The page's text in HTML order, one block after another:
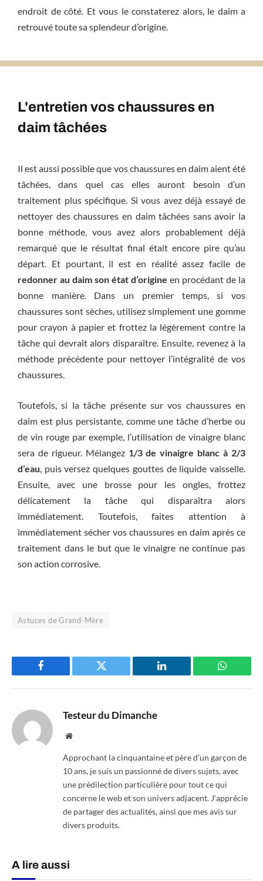
endroit de côté. Et vous le constaterez alors, le daim a
retrouvé toute sa splendeur d’origine.
L'entretien vos chaussures en
daim tâchées
Il est aussi possible que vos chaussures en daim aient été
tâchées, dans quel cas elles auront besoin d’un
traitement plus spécifique. Si vous avez déjà essayé de
nettoyer des chaussures en daim tâchées sans avoir la
bonne méthode, vous avez alors probablement déjà
remarqué que le résultat final était encore pire qu’au
départ. Et pourtant, il est en réalité assez facile de
redonner au daim son état d’origine en procédant de la
bonne manière. Dans un premier temps, si vos
chaussures sont sèches, utilisez simplement une gomme
pour crayon à papier et frottez la légèrement contre la
tâche qui devrait alors disparaître. Ensuite, revenez à la
méthode précédente pour nettoyer l’intégralité de vos
chaussures.
Toutefois, si la tâche présente sur vos chaussures en
daim est plus persistante, comme une tâche d’herbe ou
de vin rouge par exemple, l’utilisation de vinaigre blanc
sera de rigueur. Mélangez 1/3 de vinaigre blanc à 2/3
d’eau, puis versez quelques gouttes de liquide vaisselle.
Ensuite, avec une brosse pour les ongles, frottez
délicatement la tâche qui disparaîtra alors
immédiatement. Toutefois, faites attention à
immédiatement sécher vos chaussures en daim après ce
traitement dans le but que le vinaigre ne continue pas
son action corrosive.
Astuces de Grand-Mère
Facebook Twitter LinkedIn
Testeur du Dimanche
Website
Approchant la cinquantaine et père d'un garçon de
10 ans, je suis un passionné de divers sujets, avec
une prédilection particulière pour tout ce qui
concerne le web et son univers adjacent. J'apprécie
de partager des actualités, ainsi que mes avis sur
divers produits.
A lire aussi